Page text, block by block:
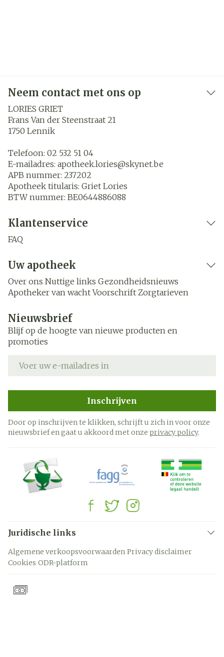
Neem contact met ons op
LORIES GRIET
Frans Van der Steenstraat 21
1750 Lennik
Telefoon: 02 532 51 04
E-mailadres: apotheek.lories@skynet.be
APB nummer: 237202
Apotheek titularis: Griet Lories
BTW nummer: BE0644886088
Klantenservice
FAQ
Uw apotheek
Over ons Nuttige links Gezondheidsnieuws
Apotheker van wacht Voorschrift Zorgtarieven
Nieuwsbrief
Blijf op de hoogte van nieuwe producten en
promoties
Inschrijven
Door op inschrijven te klikken, schrijft u zich in voor onze
nieuwsbrief en gaat u akkoord met onze privacy policy.
Juridische links
Algemene verkoopsvoorwaarden Privacy disclaimer
Cookies ODR-platform